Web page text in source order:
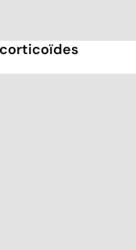
corticoïdes